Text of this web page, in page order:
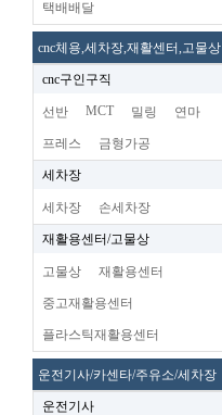
택배배달
cnc체용,세차장,재활센터,고물상
cnc구인구직
선반 MCT 밀링 연마
프레스 금형가공
세차장
세차장 손세차장
재활용센터/고물상
고물상 재활용센터
중고재활용센터
플라스틱재활용센터
운전기사/카센타/주유소/세차장
운전기사